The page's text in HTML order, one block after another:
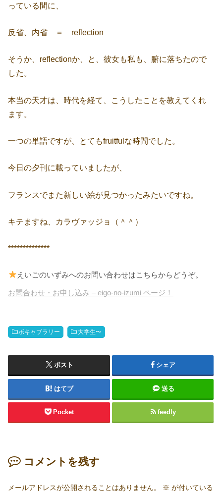
っている間に、
反省、内省 ＝ reflection
そうか、reflectionか、と、彼女も私も、腑に落ちたので
した。
本当の天才は、時代を経て、こうしたことを教えてくれ
ます。
一つの単語ですが、とてもfruitfulな時間でした。
今日の夕刊に載っていましたが、
フランスでまた新しい絵が見つかったみたいですね。
キテますね、カラヴァッジョ（＾＾）
**************
えいごのいずみへのお問い合わせはこちらからどうぞ。
お問合わせ・お申し込み – eigo-no-izumi ページ！
ボキャブラリー 大学生〜
ポスト シェア
はてブ 送る
Pocket feedly
コメントを残す
メールアドレスが公開されることはありません。 ※ が付いている